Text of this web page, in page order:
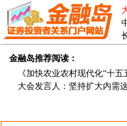
金融岛推荐阅读：
《加快农业农村现代化“十五
大会发言人：坚持扩大内需